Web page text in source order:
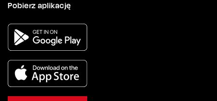
Pobierz aplikację